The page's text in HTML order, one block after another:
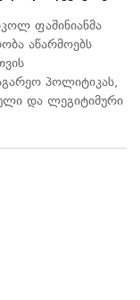
ფაშინიანმა
აწარმოებს
პოლიტიკას,
და ლეგიტიმური